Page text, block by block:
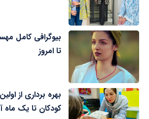
بیوگرافی کامل
تا امروز
بهره برداری از
کودکان تا یک ماه